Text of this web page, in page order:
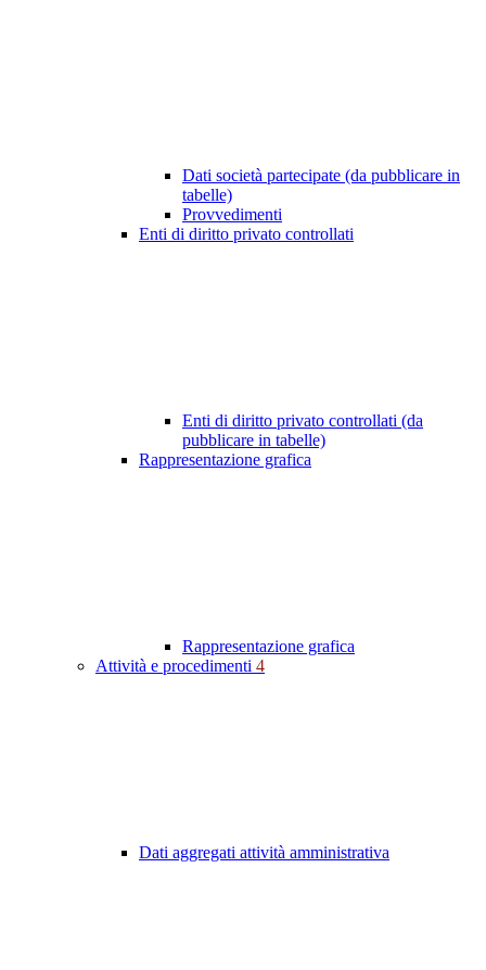
Dati società partecipate (da pubblicare in
tabelle)
Provvedimenti
Enti di diritto privato controllati
Enti di diritto privato controllati (da
pubblicare in tabelle)
Rappresentazione grafica
Rappresentazione grafica
Attività e procedimenti 4
Dati aggregati attività amministrativa